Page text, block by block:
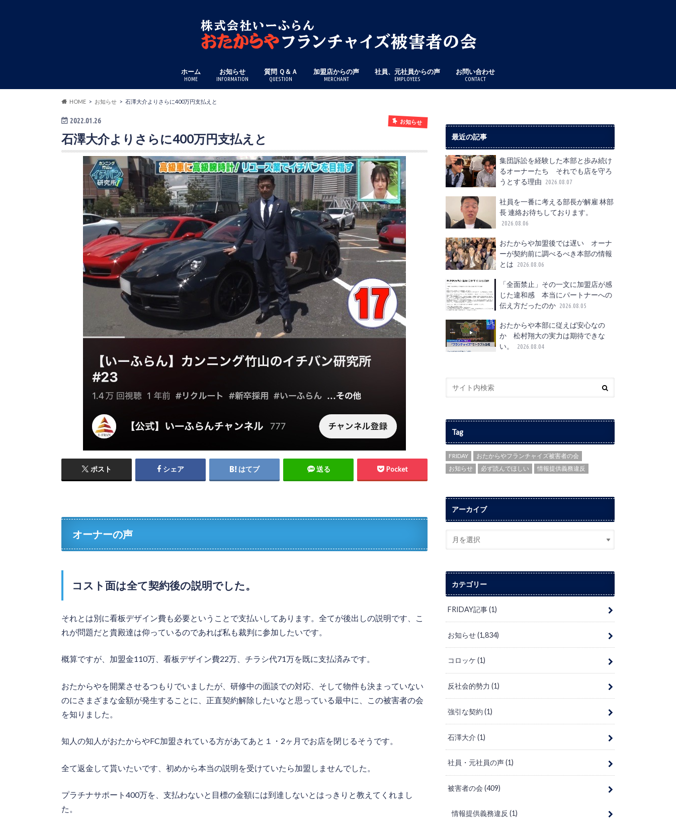
ホーム
HOME
お知らせ
INFORMATION
質問 Ｑ＆Ａ
QUESTION
加盟店からの声
MERCHANT
社員、元社員からの声
EMPLOYEES
お問い合わせ
CONTACT
HOME お知らせ 石澤大介よりさらに400万円支払えと
2022.01.26 お知らせ
石澤大介よりさらに400万円支払えと
ポスト シェア はてブ 送る Pocket
オーナーの声
コスト面は全て契約後の説明でした。
それとは別に看板デザイン費も必要ということで支払いしてあります。全てが後出しの説明です、こ
れが問題だと貴殿達は仰っているのであれば私も裁判に参加したいです。
概算ですが、加盟金110万、看板デザイン費22万、チラシ代71万を既に支払済みです。
おたからやを開業させるつもりでいましたが、研修中の面談での対応、そして物件も決まっていない
のにさまざまな金額が発生することに、正直契約解除したいなと思っている最中に、この被害者の会
を知りました。
知人の知人がおたからやFC加盟されている方があてあと１・2ヶ月でお店を閉じるそうです。
全て返金して貰いたいです、初めから本当の説明を受けていたら加盟しませんでした。
プラチナサポート400万を、支払わないと目標の金額には到達しないとはっきりと教えてくれまし
た。
最近の記事
集団訴訟を経験した本部と歩み続け
るオーナーたち それでも店を守ろ
うとする理由
2026.08.07
社員を一番に考える部長が解雇 林部
長 連絡お待ちしております。
2026.08.06
おたからや加盟後では遅い オーナ
ーが契約前に調べるべき本部の情報
とは
2026.08.06
「全面禁止」その一文に加盟店が感
じた違和感 本当にパートナーへの
伝え方だったのか 2026.08.05
おたからや本部に従えば安心なの
か 松村翔大の実力は期待できな
い。
2026.08.04
Tag
FRIDAY
おたからやフランチャイズ被害者の会
お知らせ
必ず読んでほしい 情報提供義務違反
アーカイブ
カテゴリー
FRIDAY記事(1)
お知らせ(1,834)
コロッケ(1)
反社会的勢力(1)
強引な契約(1)
石澤大介(1)
社員・元社員の声(1)
被害者の会(409)
情報提供義務違反 (1)